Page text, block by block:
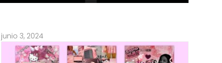
junio 3, 2024